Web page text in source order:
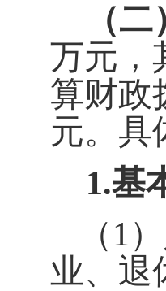
（
万元，
算财政
元。具
1.基
（1
业、退